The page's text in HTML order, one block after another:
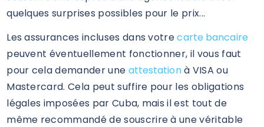
quelques surprises possibles pour le prix...
Les assurances incluses dans votrecarte bancaire
peuvent éventuellement fonctionner, il vous faut
pour cela demander une attestationà VISA ou
Mastercard. Cela peut suffire pour les obligations
légales imposées par Cuba, mais il est tout de
même recommandé de souscrire à une véritable